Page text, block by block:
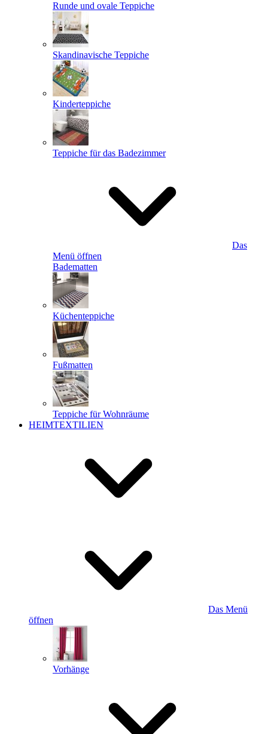
Runde und ovale Teppiche
Skandinavische Teppiche
Kinderteppiche
Teppiche für das Badezimmer
Das
Menü öffnen
Badematten
Küchenteppiche
Fußmatten
Teppiche für Wohnräume
HEIMTEXTILIEN
Das Menü
öffnen
Vorhänge